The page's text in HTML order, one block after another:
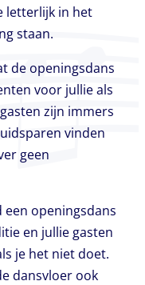
letterlijk in het
staan.
de openingsdans
voor jullie als
zijn immers
vinden
geen
openingsdans
en jullie gasten
je het niet doet.
dansvloer ook